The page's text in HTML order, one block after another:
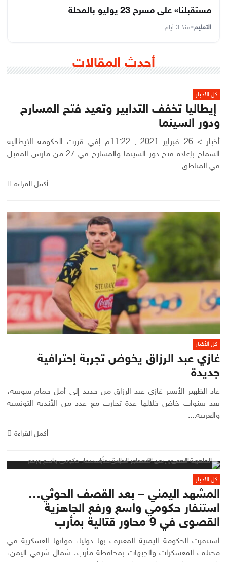
مستقبلنا» على مسرح 23 يوليو بالمحلة
التعليم•منذ 3 أيام
أحدث المقالات
كل الأخبار
‫ إيطاليا تخفف التدابير وتعيد فتح المسارح
ودور السينما
أخبار > 26 فبراير 2021 , 11:22م إفي قررت الحكومة الإيطالية
السماح بإعادة فتح دور السينما والمسارح في 27 من مارس المقبل
في المناطق...
أكمل القراءة
كل الأخبار
غازي عبد الرزاق يخوض تجربة إحترافية
جديدة
عاد الظهير الأيسر غازي عبد الرزاق من جديد إلى أمل حمام سوسة،
بعد سنوات خاض خلالها عدة تجارب مع عدد من الأندية التونسية
والعربية....
أكمل القراءة
كل الأخبار
المشهد اليمني – بعد القصف الحوثي…
استنفار حكومي واسع ورفع الجاهزية
القصوى في 9 محاور قتالية بمأرب
استنفرت الحكومة اليمنية المعترف بها دوليا، قواتها العسكرية في
مختلف المعسكرات والجبهات بمحافظة مأرب، شمال شرقي اليمن،